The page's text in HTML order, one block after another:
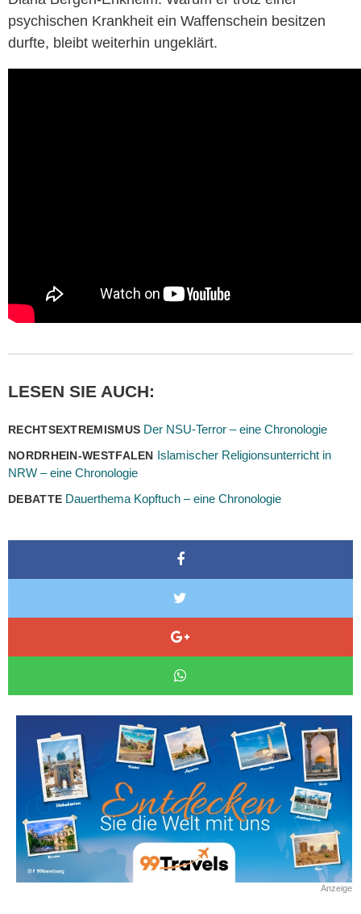
psychischen Krankheit ein Waffenschein besitzen
durfte, bleibt weiterhin ungeklärt.
LESEN SIE AUCH:
RECHTSEXTREMISMUS Der NSU-Terror – eine Chronologie
NORDRHEIN-WESTFALEN Islamischer Religionsunterricht in
NRW – eine Chronologie
DEBATTE Dauerthema Kopftuch – eine Chronologie
Anzeige